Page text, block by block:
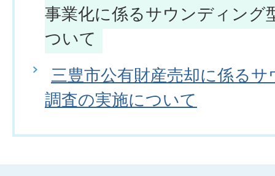
事業化に係るサウンディング
ついて
三豊市公有財産売却に係る
調査の実施について